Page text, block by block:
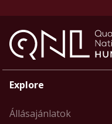
Explore
Állásajánlatok